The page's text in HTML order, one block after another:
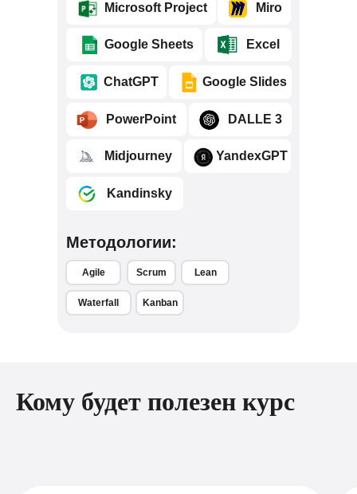
Методологии:
⠀⠀⠀Microsoft Project
⠀⠀⠀YandexGPT
⠀⠀⠀Google Slides
⠀⠀⠀Kandinsky
⠀⠀⠀DALLE 3
⠀⠀⠀Midjourney
⠀⠀⠀ChatGPT
⠀⠀⠀PowerPoint
⠀⠀⠀Google Sheets ⠀⠀⠀Excel
⠀⠀⠀Miro
Agile Scrum
Waterfall
Lean
Kanban
Кому будет полезен курс